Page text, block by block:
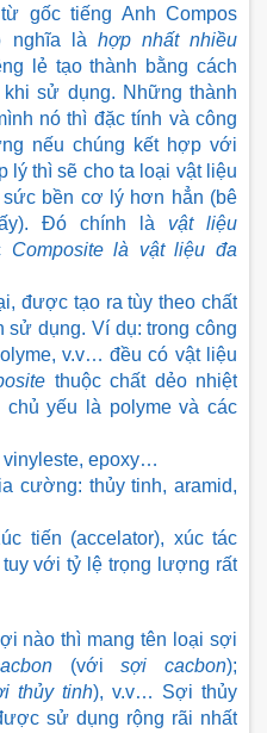
gốc tiếng Anh Compos
nghĩa là hợp nhất nhiều
lẻ tạo thành bằng cách
sử dụng. Những thành
nó thì đặc tính và công
nếu chúng kết hợp với
lý thì sẽ cho ta loại vật liệu
sức bền cơ lý hơn hẳn (bê
Đó chính là vật liệu
Composite là vật liệu đa
được tạo ra tùy theo chất
sử dụng. Ví dụ: trong công
v.v… đều có vật liệu
thuộc chất dẻo nhiệt
yếu là polyme và các
vinyleste, epoxy…
với tỷ lệ trọng lượng rất
nào thì mang tên loại sợi
(với sợi cacbon
thủy tinh), v.v… Sợi thủy
sử dụng rộng rãi nhất